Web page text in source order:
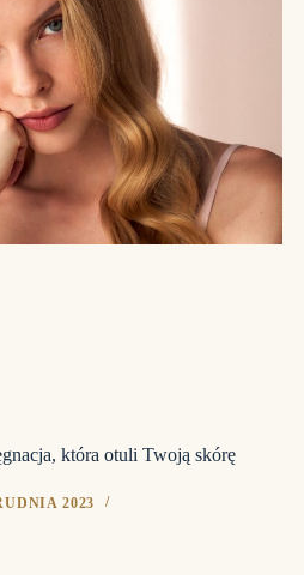
która otuli Twoją skórę
2023